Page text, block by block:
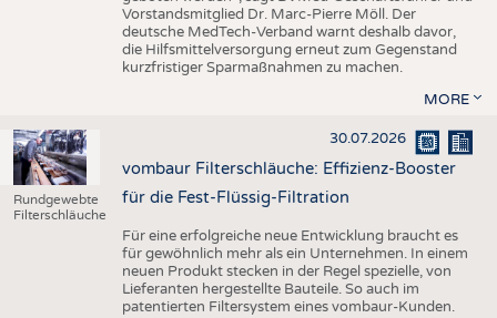
Vorstandsmitglied Dr. Marc-Pierre Möll. Der
deutsche MedTech-Verband warnt deshalb davor,
die Hilfsmittelversorgung erneut zum Gegenstand
kurzfristiger Sparmaßnahmen zu machen.
MORE
Rundgewebte
Filterschläuche
30.07.2026
vombaur Filterschläuche: Effizienz-Booster
für die Fest-Flüssig-Filtration
Für eine erfolgreiche neue Entwicklung braucht es
für gewöhnlich mehr als ein Unternehmen. In einem
neuen Produkt stecken in der Regel spezielle, von
Lieferanten hergestellte Bauteile. So auch im
patentierten Filtersystem eines vombaur-Kunden.